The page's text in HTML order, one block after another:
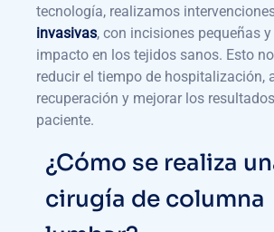
tecnología, realizamos
invasivas, con incisiones pequeñas
impacto en los tejidos sanos. Esto
reducir el tiempo de hospitalización,
recuperación y mejorar los
paciente.
¿Cómo se realiza
cirugía de columna